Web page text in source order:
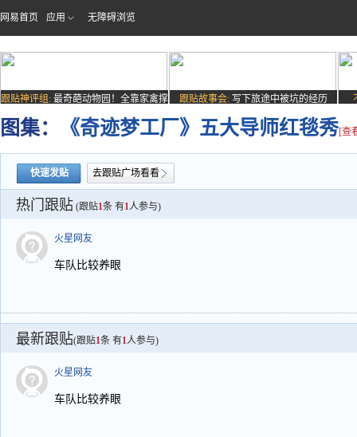
网易首页 应用 无障碍浏览
跟贴神评组: 最奇葩动物园！全靠家禽撑
场子
跟贴故事会: 写下旅途中被坑的经历
图集： 《奇迹梦工厂》五大导师红毯秀[查
快速发贴 去跟贴广场看看
热门跟贴 (跟贴1条 有1人参与)
火星网友
车队比较养眼
最新跟贴(跟贴1条 有1人参与)
火星网友
车队比较养眼